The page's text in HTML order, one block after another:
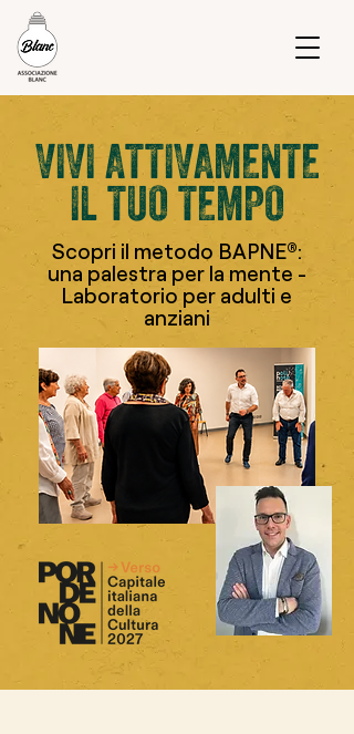
VIVI ATTIVAMENTE
IL TUO TEMPO
Scopri il metodo BAPNE®:
una palestra per la mente -
Laboratorio per adulti e
anziani